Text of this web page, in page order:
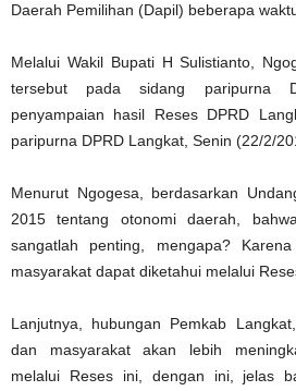
Daerah Pemilihan (Dapil) beberapa
Melalui Wakil Bupati H Sulistianto,
tersebut pada sidang paripurna
penyampaian hasil Reses DPRD
paripurna DPRD Langkat, Senin (22/2/
Menurut Ngogesa, berdasarkan
2015 tentang otonomi daerah,
sangatlah penting, mengapa?
masyarakat dapat diketahui melalui
Lanjutnya, hubungan Pemkab
dan masyarakat akan lebih
melalui Reses ini, dengan ini, jelas